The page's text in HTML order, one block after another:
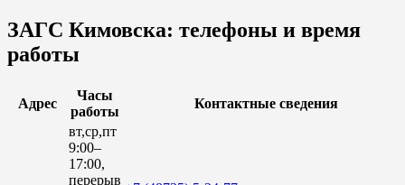
ЗАГС Кимовска: телефоны и время
работы
Адрес
Часы
работы
Контактные сведения
вт,ср,пт
9:00–
17:00,
перерыв